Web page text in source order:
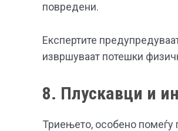
повредени.
Експертите
извршуваат потешки
8. Плускавци и
Триењето, особено помеѓу